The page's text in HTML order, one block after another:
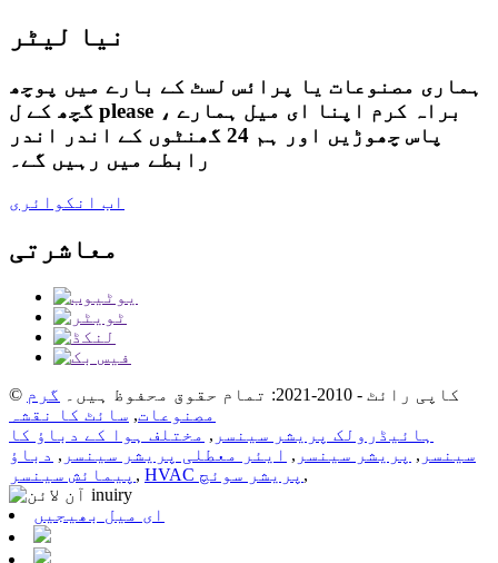
نیا لیٹر
ہماری مصنوعات یا پرائس لسٹ کے بارے میں پوچھ
گچھ کے ل please ، براہ کرم اپنا ای میل ہمارے
پاس چھوڑیں اور ہم 24 گھنٹوں کے اندر اندر
رابطے میں رہیں گے۔
اب انکوائری
معاشرتی
© کاپی رائٹ - 2010-2021: تمام حقوق محفوظ ہیں۔
گرم
مصنوعات, سائٹ کا نقشہ
ہائیڈرولک پریشر سینسر , مختلف ہوا کے دباؤ کا
سینسر , پریشر سینسر , ایئر معطلی پریشر سینسر , دباؤ
پیمائش سینسر , HVAC پریشر سوئچ ,
ای میل بھیجیں